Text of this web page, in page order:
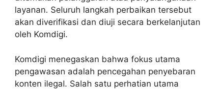
layanan. Seluruh langkah perbaikan tersebut
akan diverifikasi dan diuji secara berkelanjutan
oleh Komdigi.
Komdigi menegaskan bahwa fokus utama
pengawasan adalah pencegahan penyebaran
konten ilegal. Salah satu perhatian utama